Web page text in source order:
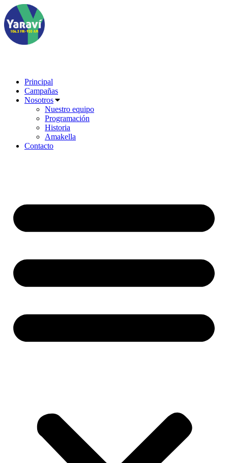
al
contenido
Principal
Campañas
Nosotros
Nuestro equipo
Programación
Historia
Amakella
Contacto